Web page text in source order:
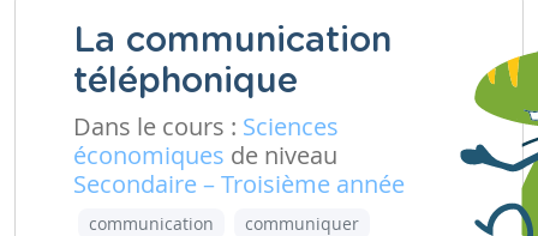
La communication
téléphonique
Dans le cours : Sciences
économiques de niveau
Secondaire – Troisième année
communication
communiquer